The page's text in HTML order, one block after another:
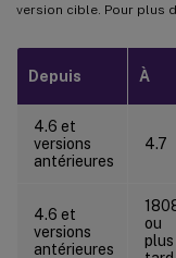
version cible. Pour plus
Depuis À
4.6 et
versions
antérieures
4.7
4.6 et
versions
antérieures
ou
plus